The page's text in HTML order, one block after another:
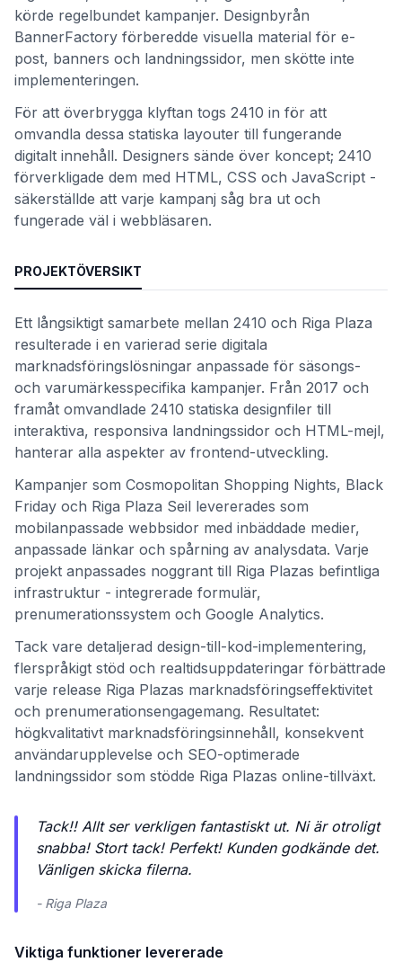
körde regelbundet kampanjer. Designbyrån
BannerFactory förberedde visuella material för e-
post, banners och landningssidor, men skötte inte
implementeringen.
För att överbrygga klyftan togs 2410 in för att
omvandla dessa statiska layouter till fungerande
digitalt innehåll. Designers sände över koncept; 2410
förverkligade dem med HTML, CSS och JavaScript -
säkerställde att varje kampanj såg bra ut och
fungerade väl i webbläsaren.
PROJEKTÖVERSIKT
Ett långsiktigt samarbete mellan 2410 och Riga Plaza
resulterade i en varierad serie digitala
marknadsföringslösningar anpassade för säsongs-
och varumärkesspecifika kampanjer. Från 2017 och
framåt omvandlade 2410 statiska designfiler till
interaktiva, responsiva landningssidor och HTML-mejl,
hanterar alla aspekter av frontend-utveckling.
Kampanjer som Cosmopolitan Shopping Nights, Black
Friday och Riga Plaza Seil levererades som
mobilanpassade webbsidor med inbäddade medier,
anpassade länkar och spårning av analysdata. Varje
projekt anpassades noggrant till Riga Plazas befintliga
infrastruktur - integrerade formulär,
prenumerationssystem och Google Analytics.
Tack vare detaljerad design-till-kod-implementering,
flerspråkigt stöd och realtidsuppdateringar förbättrade
varje release Riga Plazas marknadsföringseffektivitet
och prenumerationsengagemang. Resultatet:
högkvalitativt marknadsföringsinnehåll, konsekvent
användarupplevelse och SEO-optimerade
landningssidor som stödde Riga Plazas online-tillväxt.
Tack!! Allt ser verkligen fantastiskt ut. Ni är otroligt
snabba! Stort tack! Perfekt! Kunden godkände det.
Vänligen skicka filerna.
- Riga Plaza
Viktiga funktioner levererade